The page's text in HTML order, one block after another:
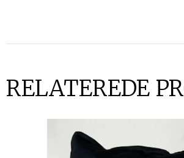
RELATEREDE